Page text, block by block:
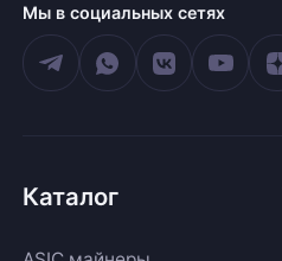
Мы в социальных сетях
Каталог